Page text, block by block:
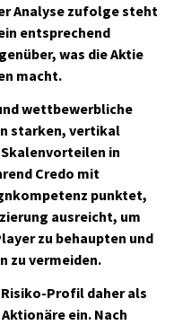
Analyse zufolge steht
entsprechend
was die Aktie
macht.
wettbewerbliche
starken, vertikal
in
Credo mit
punktet,
ausreicht, um
zu behaupten und
zu vermeiden.
Profil daher als
ein. Nach